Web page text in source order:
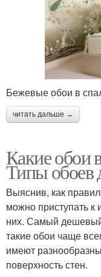
Бежевые обои в
читать дальше →
Какие обои
Типы обоев
Выяснив, как
можно приступать к
них. Самый
такие обои чаще
имеют
поверхность стен.